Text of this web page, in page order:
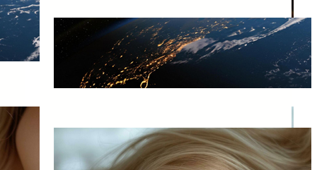
Como os Espíritos
Enxergam Nossa Vida na
Terra?
Existe Sono no Plano
Espiritual?